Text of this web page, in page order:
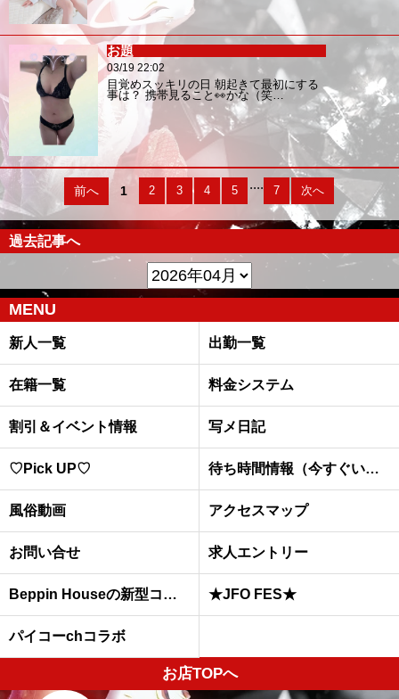
お題
03/19 22:02
目覚めスッキリの日 朝起きて最初にする
事は？ 携帯見ること👀かな（笑…
前へ 1 2 3 4 5 .... 7 次へ
過去記事へ
MENU
新人一覧 出勤一覧
在籍一覧 料金システム
割引＆イベント情報 写メ日記
♡Pick UP♡ 待ち時間情報（今すぐいける娘）
風俗動画 アクセスマップ
お問い合せ 求人エントリー
Beppin Houseの新型コロナウイルスへの予防対策について ★JFO FES★
パイコーchコラボ
お店TOPへ